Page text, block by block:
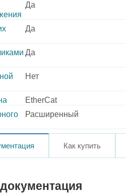
Да
Да
Да
Нет
EtherCat
Расширенный
Как купить